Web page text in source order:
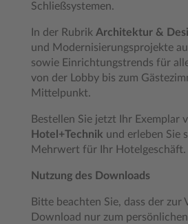
Schließsystemen.
In der Rubrik Architektur &
und Modernisierungsprojekte
sowie Einrichtungstrends für
von der Lobby bis zum
Mittelpunkt.
Bestellen Sie jetzt Ihr Exemplar
Hotel+Technik und erleben Sie
Mehrwert für Ihr Hotelgeschäft.
Nutzung des Downloads
Bitte beachten Sie, dass der zur
Download nur zum